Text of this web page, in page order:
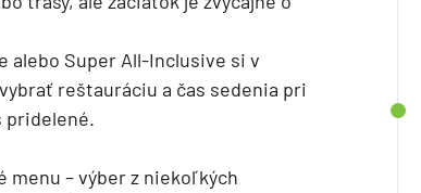
alebo Super All-Inclusive si v
reštauráciu a čas sedenia pri
pridelené.
menu – výber z niekoľkých